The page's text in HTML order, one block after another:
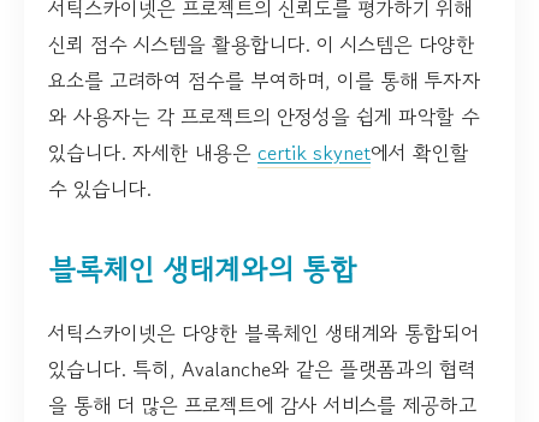
서틱스카이넷은 프로젝트의 신뢰도를 평가하기 위해
신뢰 점수 시스템을 활용합니다. 이 시스템은 다양한
요소를 고려하여 점수를 부여하며, 이를 통해 투자자
와 사용자는 각 프로젝트의 안정성을 쉽게 파악할 수
있습니다. 자세한 내용은 certik skynet에서 확인할
수 있습니다.
블록체인 생태계와의 통합
서틱스카이넷은 다양한 블록체인 생태계와 통합되어
있습니다. 특히, Avalanche와 같은 플랫폼과의 협력
을 통해 더 많은 프로젝트에 감사 서비스를 제공하고